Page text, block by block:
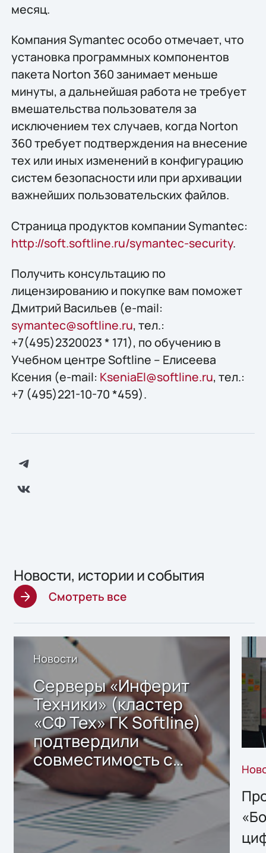
месяц.
Компания Symantec особо отмечает, что
установка программных компонентов
пакета Norton 360 занимает меньше
минуты, а дальнейшая работа не требует
вмешательства пользователя за
исключением тех случаев, когда Norton
360 требует подтверждения на внесение
тех или иных изменений в конфигурацию
систем безопасности или при архивации
важнейших пользовательских файлов.
Страница продуктов компании Symantec:
http://soft.softline.ru/symantec-security.
Получить конcультацию по
лицензированию и покупке вам поможет
Дмитрий Васильев (e-mail:
symantec@softline.ru, тел.:
+7(495)2320023 * 171), по обучению в
Учебном центре Softline – Елисеева
Ксения (e-mail: KseniaEl@softline.ru, тел.:
+7 (495)221-10-70 *459).
Новости, истории и события
Смотреть все
Новости
Серверы «Инферит
Техники» (кластер
«СФ Тех» ГК Softline)
подтвердили
совместимость с
решением Sharx
Storage 2.x для
хранения данных